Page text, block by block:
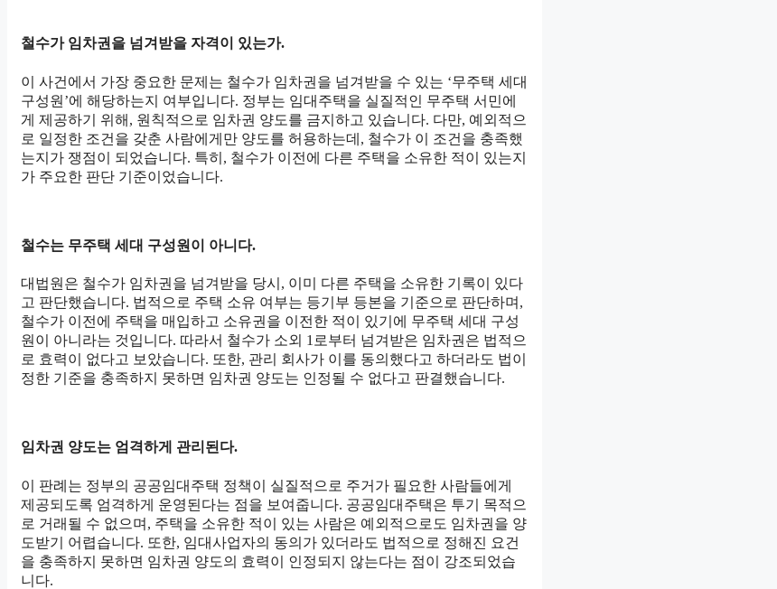
철수가 임차권을 넘겨받을 자격이 있는가.
이 사건에서 가장 중요한 문제는 철수가 임차권을 넘겨받을 수 있는 ‘무주택 세대
구성원’에 해당하는지 여부입니다. 정부는 임대주택을 실질적인 무주택 서민에
게 제공하기 위해, 원칙적으로 임차권 양도를 금지하고 있습니다. 다만, 예외적으
로 일정한 조건을 갖춘 사람에게만 양도를 허용하는데, 철수가 이 조건을 충족했
는지가 쟁점이 되었습니다. 특히, 철수가 이전에 다른 주택을 소유한 적이 있는지
가 주요한 판단 기준이었습니다.
철수는 무주택 세대 구성원이 아니다.
대법원은 철수가 임차권을 넘겨받을 당시, 이미 다른 주택을 소유한 기록이 있다
고 판단했습니다. 법적으로 주택 소유 여부는 등기부 등본을 기준으로 판단하며,
철수가 이전에 주택을 매입하고 소유권을 이전한 적이 있기에 무주택 세대 구성
원이 아니라는 것입니다. 따라서 철수가 소외 1로부터 넘겨받은 임차권은 법적으
로 효력이 없다고 보았습니다. 또한, 관리 회사가 이를 동의했다고 하더라도 법이
정한 기준을 충족하지 못하면 임차권 양도는 인정될 수 없다고 판결했습니다.
임차권 양도는 엄격하게 관리된다.
이 판례는 정부의 공공임대주택 정책이 실질적으로 주거가 필요한 사람들에게
제공되도록 엄격하게 운영된다는 점을 보여줍니다. 공공임대주택은 투기 목적으
로 거래될 수 없으며, 주택을 소유한 적이 있는 사람은 예외적으로도 임차권을 양
도받기 어렵습니다. 또한, 임대사업자의 동의가 있더라도 법적으로 정해진 요건
을 충족하지 못하면 임차권 양도의 효력이 인정되지 않는다는 점이 강조되었습
니다.